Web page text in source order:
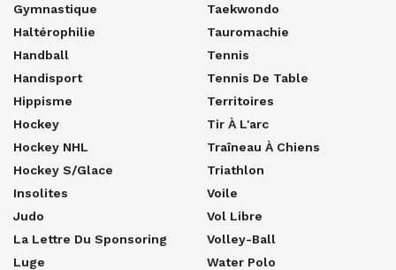
Gymnastique
Haltérophilie
Handball
Handisport
Hippisme
Hockey
Hockey NHL
Hockey S/glace
Insolites
Judo
La Lettre Du Sponsoring
Luge
Taekwondo
Tauromachie
Tennis
Tennis De Table
Territoires
Tir À L'arc
Traîneau À Chiens
Triathlon
Voile
Vol Libre
Volley-Ball
Water Polo